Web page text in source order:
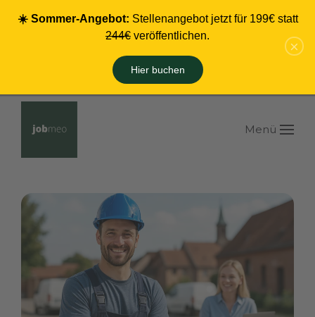
×
☀️ Sommer-Angebot: Stellenangebot jetzt für 199€ statt
244€ veröffentlichen.
Hier buchen
Zum Hauptinhalt springen
Menü